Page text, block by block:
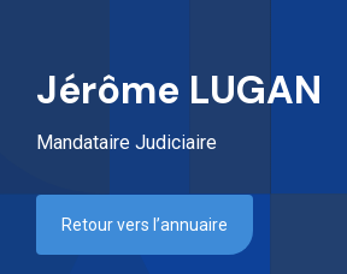
Jérôme LUGAN
Mandataire Judiciaire
Retour vers l’annuaire